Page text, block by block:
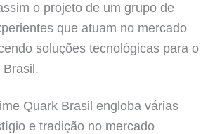
o projeto de um grupo de
que atuam no mercado
soluções tecnológicas para o
Brasil.
Quark Brasil engloba várias
e tradição no mercado